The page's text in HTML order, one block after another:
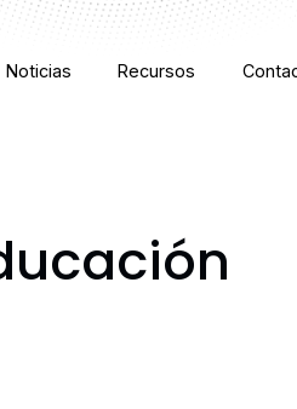
Noticias Recursos